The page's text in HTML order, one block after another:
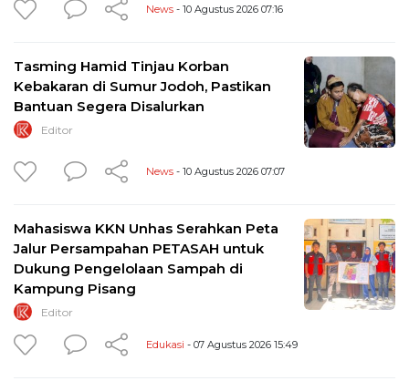
News - 10 Agustus 2026 07:16
Tasming Hamid Tinjau Korban
Kebakaran di Sumur Jodoh, Pastikan
Bantuan Segera Disalurkan
Editor
News - 10 Agustus 2026 07:07
Mahasiswa KKN Unhas Serahkan Peta
Jalur Persampahan PETASAH untuk
Dukung Pengelolaan Sampah di
Kampung Pisang
Editor
Edukasi - 07 Agustus 2026 15:49